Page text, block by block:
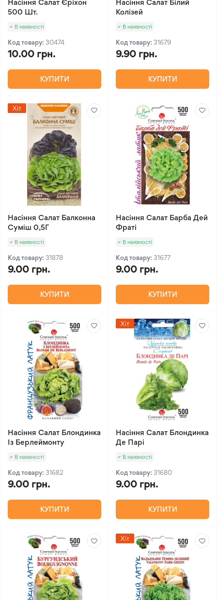
Насіння Салат Єріхон
500 Шт.
В наявності
Код товару: 30474
10.00 грн.
КУПИТИ
Насіння Салат Білий
Колізей
В наявності
Код товару: 31679
9.90 грн.
КУПИТИ
Хіт
Насіння Салат Балконна
Суміш 0,5Г
В наявності
Код товару: 31878
9.00 грн.
КУПИТИ
Насіння Салат Барба Дей
Фраті
В наявності
Код товару: 31677
9.00 грн.
КУПИТИ
Насіння Салат Блондинка
Із Берлеймонту
В наявності
Код товару: 31682
9.00 грн.
КУПИТИ
Хіт
Насіння Салат Блондинка
Де Парі
В наявності
Код товару: 31680
9.00 грн.
КУПИТИ
Хіт